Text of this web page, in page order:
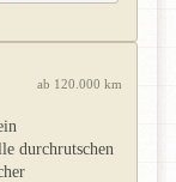
ab 120.000 km
durchrutschen